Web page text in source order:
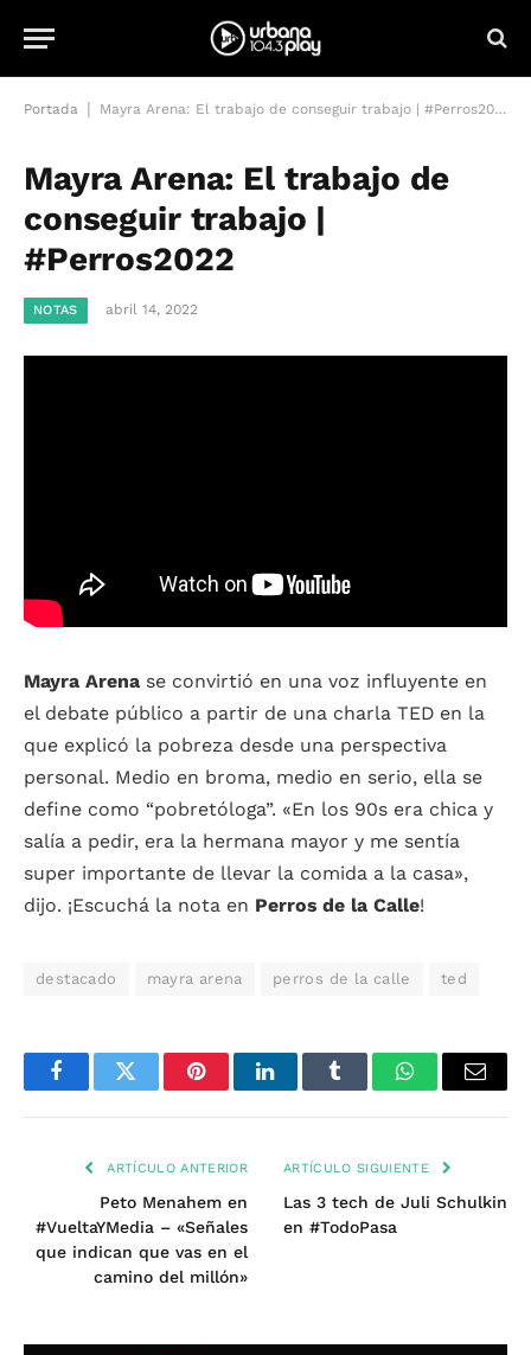
Portada Mayra Arena: El trabajo de conseguir trabajo | #Perros2022
Mayra Arena: El trabajo de
conseguir trabajo |
#Perros2022
NOTAS abril 14, 2022
Mayra Arena se convirtió en una voz influyente en
el debate público a partir de una charla TED en la
que explicó la pobreza desde una perspectiva
personal. Medio en broma, medio en serio, ella se
define como “pobretóloga”. «En los 90s era chica y
salía a pedir, era la hermana mayor y me sentía
super importante de llevar la comida a la casa»,
dijo. ¡Escuchá la nota en Perros de la Calle!
destacado mayra arena perros de la calle ted
FacebookTwitter PinterestLinkedInTumblr WhatsAppEmail
ARTÍCULO ANTERIOR
Peto Menahem en
#VueltaYMedia – «Señales
que indican que vas en el
camino del millón»
ARTÍCULO SIGUIENTE
Las 3 tech de Juli Schulkin
en #TodoPasa